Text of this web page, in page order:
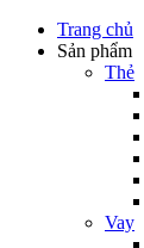
Trang chủ
Sản phẩm
Thẻ
Vay